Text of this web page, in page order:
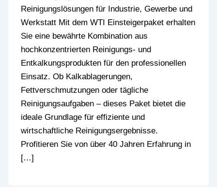
Reinigungslösungen für Industrie, Gewerbe und
Werkstatt Mit dem WTI Einsteigerpaket erhalten
Sie eine bewährte Kombination aus
hochkonzentrierten Reinigungs- und
Entkalkungsprodukten für den professionellen
Einsatz. Ob Kalkablagerungen,
Fettverschmutzungen oder tägliche
Reinigungsaufgaben – dieses Paket bietet die
ideale Grundlage für effiziente und
wirtschaftliche Reinigungsergebnisse.
Profitieren Sie von über 40 Jahren Erfahrung in
[…]